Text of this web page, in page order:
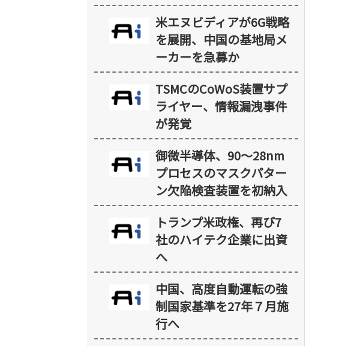
米エヌビディアが6G戦略
を展開、中国の基地局メ
ーカーを急募か
TSMCのCoWoS装置サプ
ライヤー、情報漏洩事件
が発覚
御微半導体、90～28nm
プロセスのマスクパター
ン欠陥検査装置を初納入
トランプ米政権、再び7
社のハイテク企業に出資
へ
中国、高度自動運転の強
制国家基準を27年７月施
行へ